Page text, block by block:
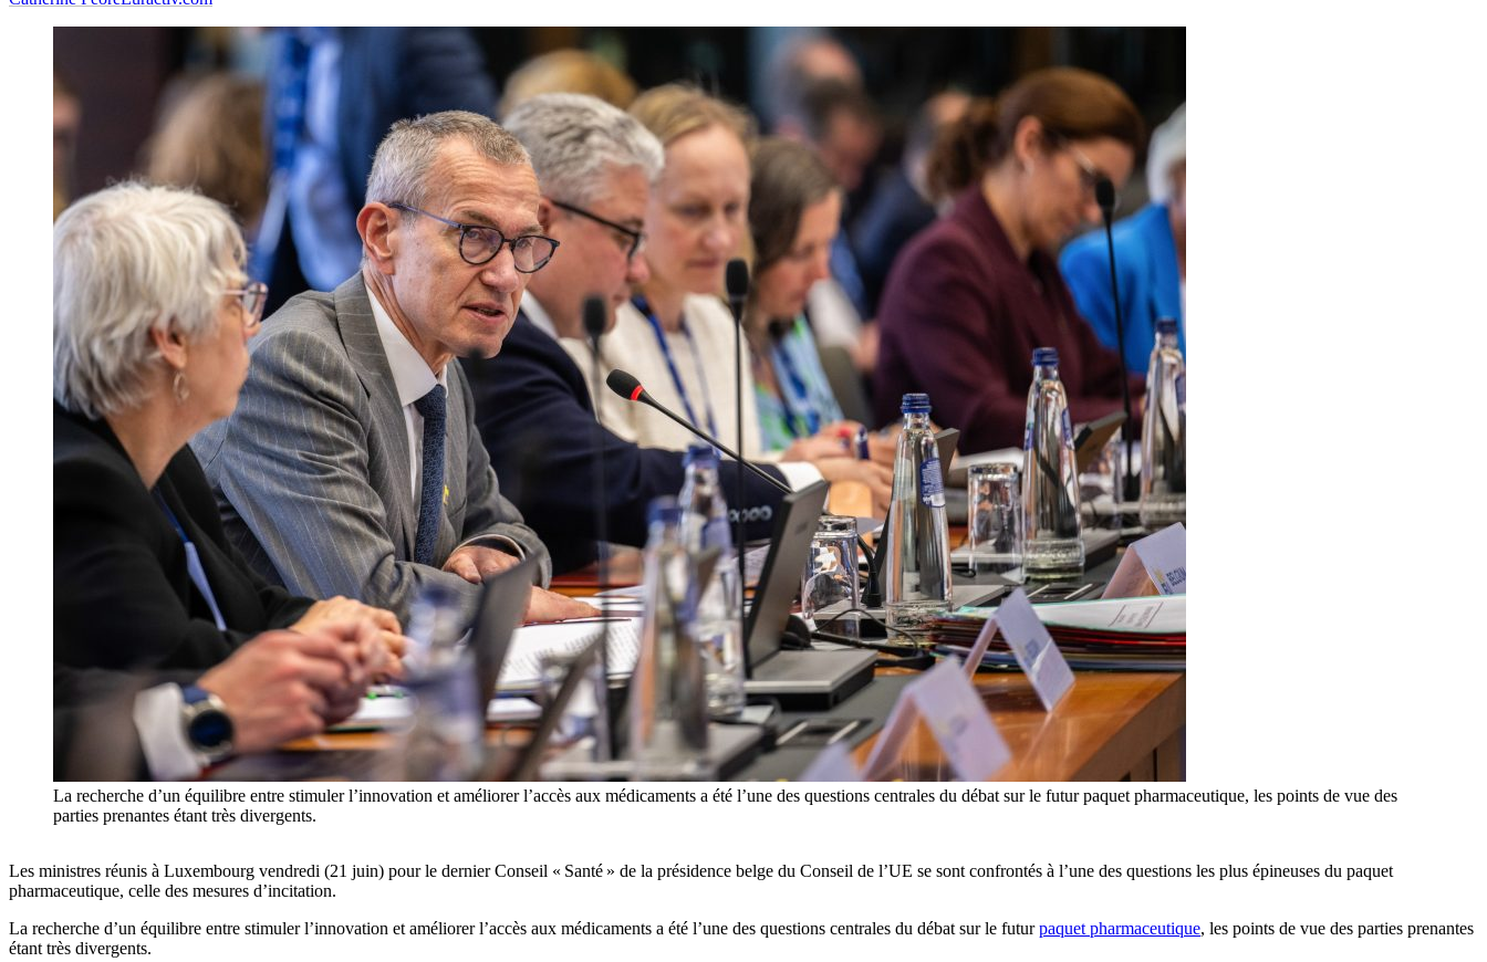
La recherche d’un équilibre entre stimuler l’innovation et améliorer l’accès aux médicaments a été l’une des questions centrales du débat sur le futur paquet pharmaceutique, les points de vue des
parties prenantes étant très divergents.
Les ministres réunis à Luxembourg vendredi (21 juin) pour le dernier Conseil « Santé » de la présidence belge du Conseil de l’UE se sont confrontés à l’une des questions les plus épineuses du paquet
pharmaceutique, celle des mesures d’incitation.
La recherche d’un équilibre entre stimuler l’innovation et améliorer l’accès aux médicaments a été l’une des questions centrales du débat sur le futurpaquet pharmaceutique, les points de vue des parties prenantes
étant très divergents.